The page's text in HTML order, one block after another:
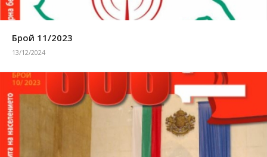
Брой 11/2023
13/12/2024